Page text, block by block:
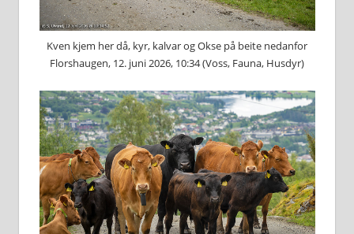
Kven kjem her då, kyr, kalvar og Okse på beite nedanfor
Florshaugen, 12. juni 2026, 10:34 (Voss, Fauna, Husdyr)